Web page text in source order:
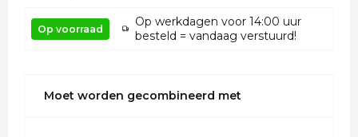
Op voorraad
Op werkdagen voor 14:00 uur
besteld = vandaag verstuurd!
Moet worden gecombineerd met